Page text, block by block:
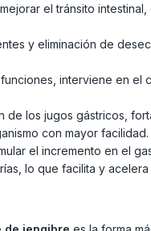
el tránsito
y eliminación de
interviene en el
los jugos gástricos,
con mayor facilidad.
el incremento en el
lo que facilita y